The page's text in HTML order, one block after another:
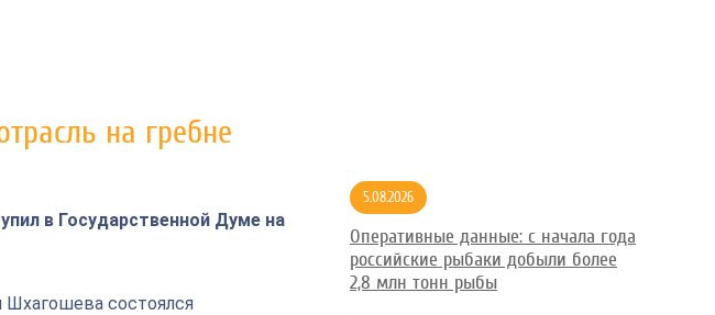
на гребне
в Государственной Думе на
Шхагошева состоялся
5.08.2026
Оперативные данные: с начала года
российские рыбаки добыли более
2,8 млн тонн рыбы